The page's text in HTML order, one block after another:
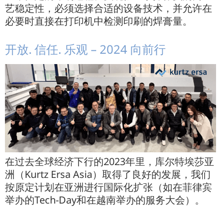
艺稳定性，必须选择合适的设备技术，并允许在
必要时直接在打印机中检测印刷的焊膏量。
开放. 信任. 乐观 – 2024 向前行
在过去全球经济下行的2023年里，库尔特埃莎亚
洲（Kurtz Ersa Asia）取得了良好的发展，我们
按原定计划在亚洲进行国际化扩张（如在菲律宾
举办的Tech-Day和在越南举办的服务大会）。